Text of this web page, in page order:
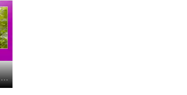
老舗メーカー開発！ 充実栄養で健康きれい 太田胃散 おいしい 桑の葉青汁 プレミアムＩＩ ２箱セット